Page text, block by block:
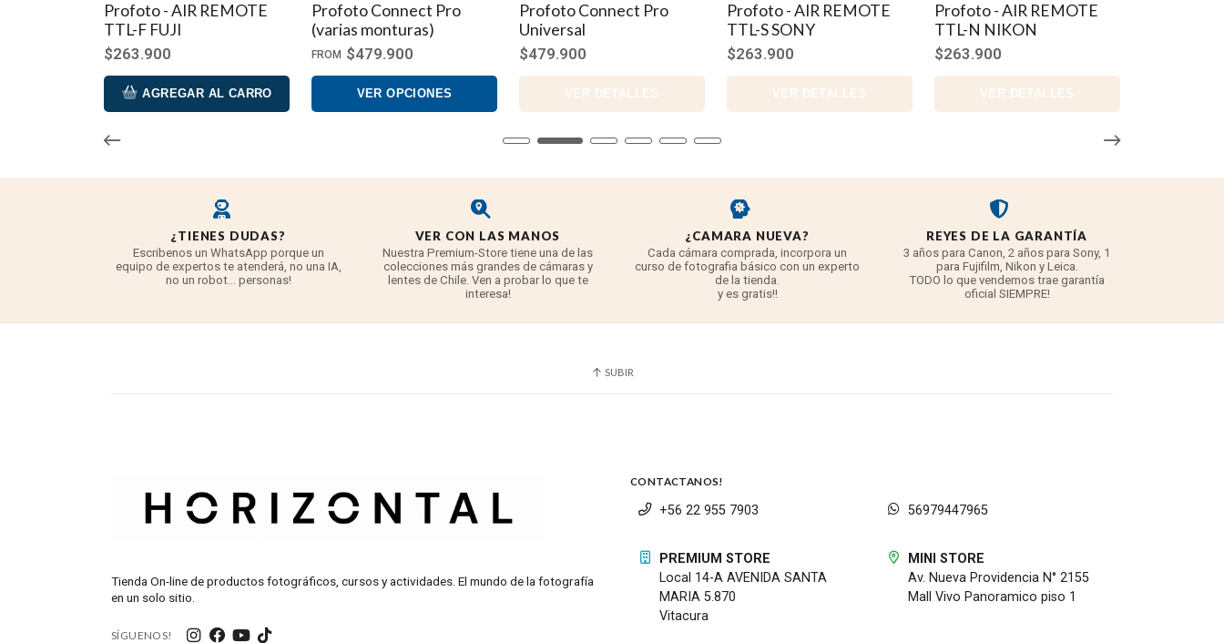
Profoto - AIR REMOTE
TTL-F FUJI
$263.900
AGREGAR AL CARRO
Profoto Connect Pro
(varias monturas)
FROM $479.900
VER OPCIONES
Profoto Connect Pro
Universal
$479.900
VER DETALLES
Profoto - AIR REMOTE
TTL-S SONY
$263.900
VER DETALLES
Profoto - AIR REMOTE
TTL-N NIKON
$263.900
VER DETALLES
¿TIENES DUDAS?
Escribenos un WhatsApp porque un
equipo de expertos te atenderá, no una IA,
no un robot... personas!
VER CON LAS MANOS
Nuestra Premium-Store tiene una de las
colecciones más grandes de cámaras y
lentes de Chile. Ven a probar lo que te
interesa!
¿CAMARA NUEVA?
Cada cámara comprada, incorpora un
curso de fotografia básico con un experto
de la tienda.
y es gratis!!
REYES DE LA GARANTÍA
3 años para Canon, 2 años para Sony, 1
para Fujifilm, Nikon y Leica.
TODO lo que vendemos trae garantía
oficial SIEMPRE!
SUBIR
Tienda On-line de productos fotográficos, cursos y actividades. El mundo de la fotografía
en un solo sitio.
SÍGUENOS!
CONTACTANOS!
+56 22 955 7903 56979447965
PREMIUM STORE
Local 14-A AVENIDA SANTA
MARIA 5.870
Vitacura
MINI STORE
Av. Nueva Providencia N° 2155
Mall Vivo Panoramico piso 1